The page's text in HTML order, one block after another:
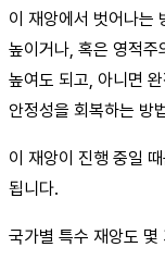
이 재앙에서 벗어나는
높이거나, 혹은 영적
높여도 되고, 아니면
안정성을 회복하는 방
이 재앙이 진행 중일
됩니다.
국가별 특수 재앙도 몇